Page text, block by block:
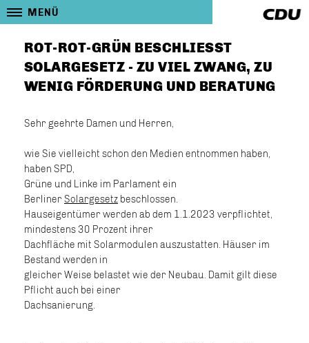
MENÜ
ROT-ROT-GRÜN BESCHLIESST S
OLARGESETZ - ZU VIEL ZWANG, ZU W
ENIG FÖRDERUNG UND BERATUNG
Sehr geehrte Damen und Herren,
wie Sie vielleicht schon den Medien entnommen haben,
haben SPD,
Grüne und Linke im Parlament ein
Berliner Solargesetz beschlossen.
Hauseigentümer werden ab dem 1.1.2023 verpflichtet,
mindestens 30 Prozent ihrer
Dachfläche mit Solarmodulen auszustatten. Häuser im
Bestand werden in
gleicher Weise belastet wie der Neubau. Damit gilt diese
Pflicht auch bei einer
Dachsanierung.